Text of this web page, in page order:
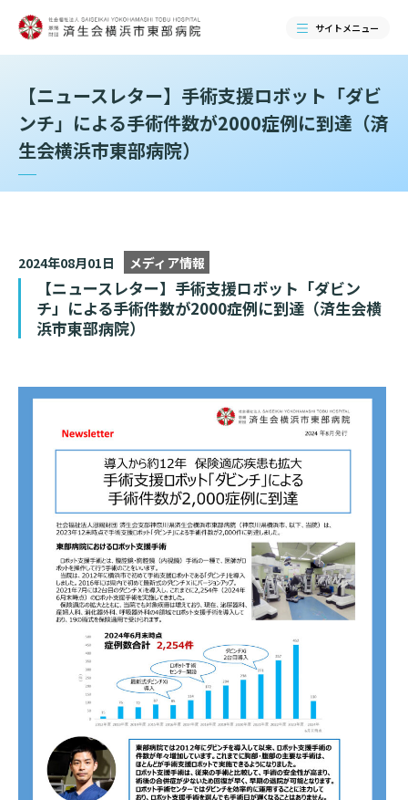
サイトメニュー
検索する
当院のご紹介トップ
基本情報
院長あいさつ
幹部紹介
理念・方針・患者さんの権利
施設概要と沿革
倫理に関する事
情報公開
厚生労働大臣が定める掲示事項
施設認定
数字で見る 東部病院のいま
ご来院される方へトップ
外来について
初診の方へ
再診の方へ
セカンドオピニオンのご案内
外来のお会計について
入院・面会について
入院が決まったら
入院中の過ごし方
診療科・センター・部門
医療機関・医療者の方へ
医療機関・医療者の方へトップ
医療連携センターについて
患者さんのご紹介方法
医療連携センター長ごあいさつ
医療連携センターのご案内
医療機関様からのよくあるご質問
お知らせ
イベント
採用情報
病院ボランティア募集
【ニュースレター】手術支援ロボット「ダビ
ンチ」による手術件数が2000症例に到達（済
生会横浜市東部病院）
2024年08月01日 メディア情報
【ニュースレター】手術支援ロボット「ダビン
チ」による手術件数が2000症例に到達（済生会横
浜市東部病院）